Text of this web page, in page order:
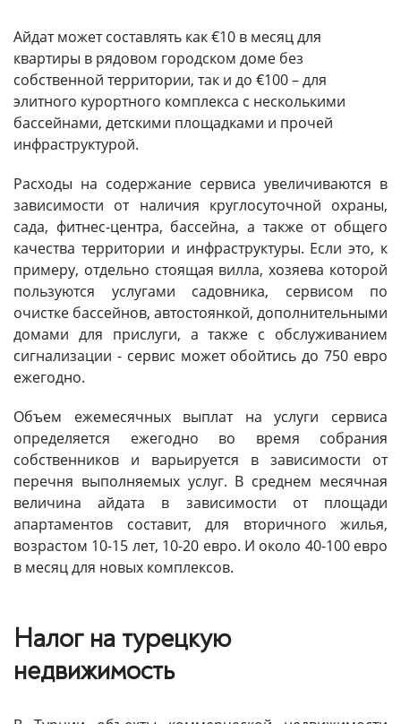
Айдат может составлять как €10 в месяц для
квартиры в рядовом городском доме без
собственной территории, так и до €100 – для
элитного курортного комплекса с несколькими
бассейнами, детскими площадками и прочей
инфраструктурой.
Расходы на содержание сервиса увеличиваются в
зависимости от наличия круглосуточной охраны,
сада, фитнес-центра, бассейна, а также от общего
качества территории и инфраструктуры. Если это, к
примеру, отдельно стоящая вилла, хозяева которой
пользуются услугами садовника, сервисом по
очистке бассейнов, автостоянкой, дополнительными
домами для прислуги, а также с обслуживанием
сигнализации - сервис может обойтись до 750 евро
ежегодно.
Объем ежемесячных выплат на услуги сервиса
определяется ежегодно во время собрания
собственников и варьируется в зависимости от
перечня выполняемых услуг. В среднем месячная
величина айдата в зависимости от площади
апартаментов составит, для вторичного жилья,
возрастом 10-15 лет, 10-20 евро. И около 40-100 евро
в месяц для новых комплексов.
Налог на турецкую
недвижимость